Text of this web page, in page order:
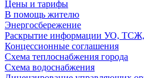
Цены и тарифы
В помощь жителю
Энергосбережение
Раскрытие информации УО,
Концессионные соглашения
Схема теплоснабжения города
Схема водоснабжения